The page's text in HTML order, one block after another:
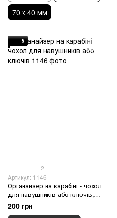
70 х 40 мм
5
2
Артикул: 1146
Органайзер на карабіні - чохол
для навушників або ключів,
Фіолетовий
200 грн